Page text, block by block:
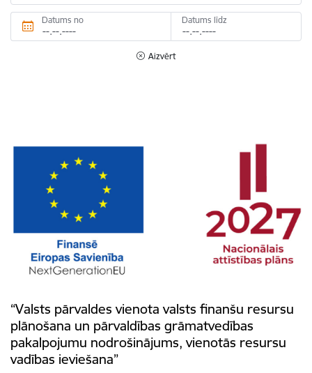
Datums no Datums līdz
Aizvērt
“Valsts pārvaldes vienota valsts finanšu resursu
plānošana un pārvaldības grāmatvedības
pakalpojumu nodrošinājums, vienotās resursu
vadības ieviešana”